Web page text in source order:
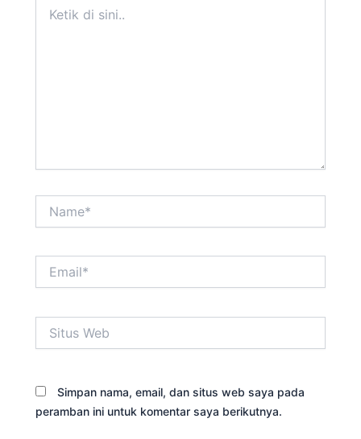
Web
Simpan nama, email, dan situs web saya pada
peramban ini untuk komentar saya berikutnya.